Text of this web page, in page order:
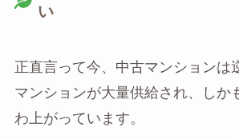
い
正直言って今、中古マンションは
マンションが大量供給され、しか
わ上がっています。